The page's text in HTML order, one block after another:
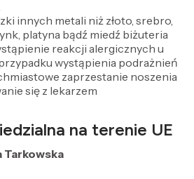
innych metali niż złoto, srebro,
platyna bądź miedź biżuteria
reakcji alergicznych u
wystąpienia podrażnień
zaprzestanie noszenia
się z lekarzem
na terenie UE
Tarkowska